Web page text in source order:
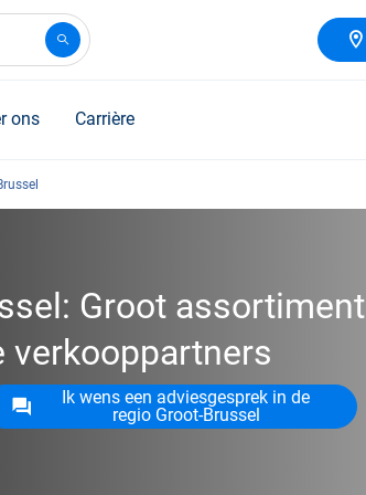
ons Carrière
Groot assortiment
verkooppartners
Ik wens een adviesgesprek in de
regio Groot-Brussel